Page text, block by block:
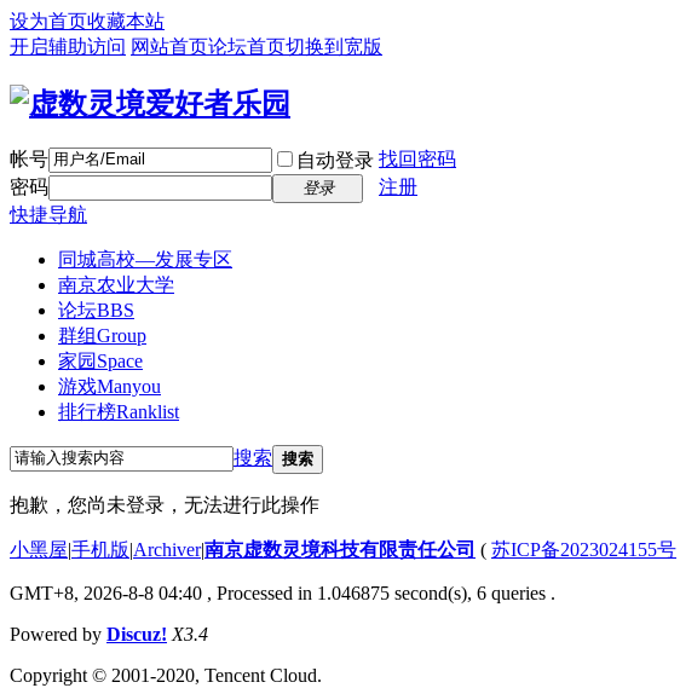
设为首页收藏本站
开启辅助访问 网站首页论坛首页切换到宽版
帐号 自动登录 找回密码
密码
登录
注册
快捷导航
同城高校—发展专区
南京农业大学
论坛BBS
群组Group
家园 Space
游戏Manyou
排行榜Ranklist
搜索 搜索
抱歉，您尚未登录，无法进行此操作
小黑屋|手机版|Archiver|南京虚数灵境科技有限责任公司 ( 苏ICP备2023024155号
GMT+8, 2026-8-8 04:40 , Processed in 1.046875 second(s), 6 queries .
Powered by Discuz! X3.4
Copyright © 2001-2020, Tencent Cloud.